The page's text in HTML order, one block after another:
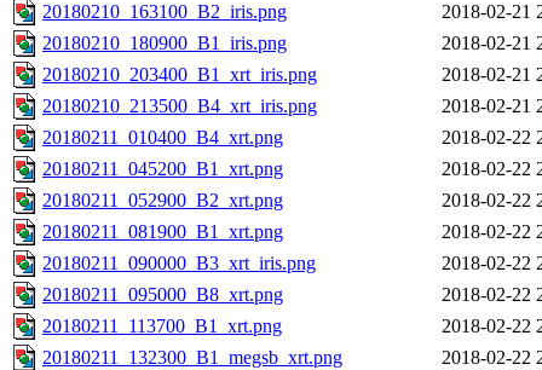
20180210_163100_B2_iris.png
2018-02-21
20180210_180900_B1_iris.png
2018-02-21
20180210_203400_B1_xrt_iris.png
2018-02-21
20180210_213500_B4_xrt_iris.png
2018-02-21
20180211_010400_B4_xrt.png
2018-02-22
20180211_045200_B1_xrt.png
2018-02-22
20180211_052900_B2_xrt.png
2018-02-22
20180211_081900_B1_xrt.png
2018-02-22
20180211_090000_B3_xrt_iris.png
2018-02-22
20180211_095000_B8_xrt.png
2018-02-22
20180211_113700_B1_xrt.png
2018-02-22
20180211_132300_B1_megsb_xrt.png
2018-02-22